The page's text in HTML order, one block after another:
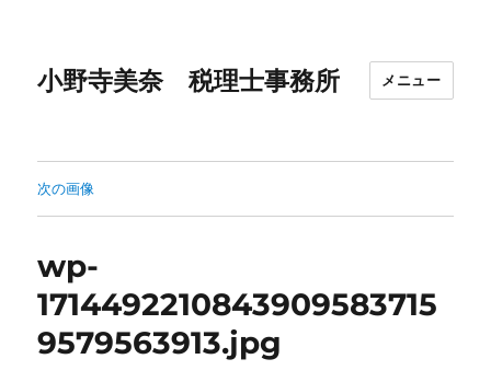
小野寺美奈 税理士事務所 メニュー
次の画像
wp-
1714492210843909583715
9579563913.jpg